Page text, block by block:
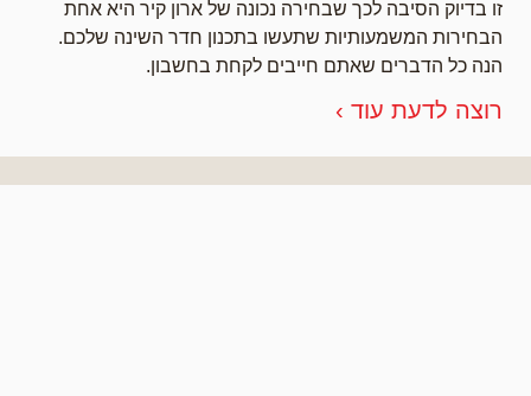
זו בדיוק הסיבה לכך שבחירה נכונה של ארון קיר היא אחת
הבחירות המשמעותיות שתעשו בתכנון חדר השינה שלכם.
הנה כל הדברים שאתם חייבים לקחת בחשבון.
רוצה לדעת עוד ›